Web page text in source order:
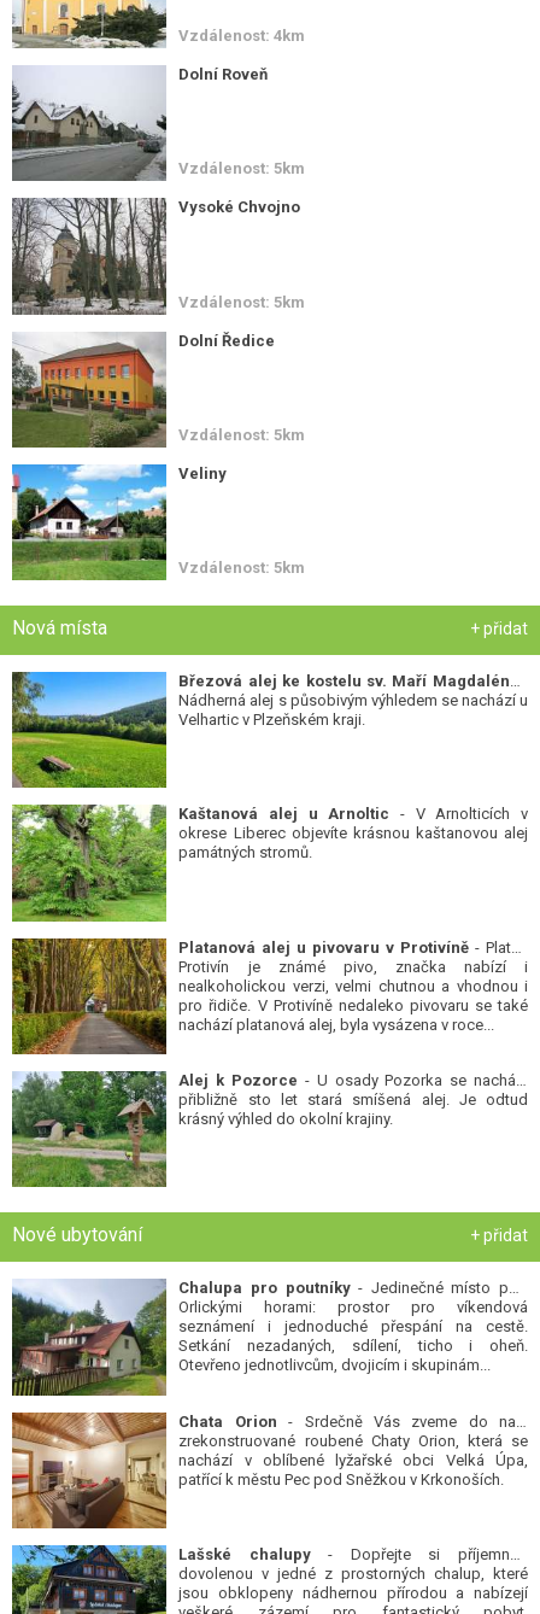
Vzdálenost: 4km
Dolní Roveň
Vzdálenost: 5km
Vysoké Chvojno
Vzdálenost: 5km
Dolní Ředice
Vzdálenost: 5km
Veliny
Vzdálenost: 5km
Nová místa + přidat
Březová alej ke kostelu sv. Maří Magdalény-
Nádherná alej s působivým výhledem se nachází u
Velhartic v Plzeňském kraji.
Kaštanová alej u Arnoltic - V Arnolticích v
okrese Liberec objevíte krásnou kaštanovou alej
památných stromů.
Platanová alej u pivovaru v Protivíně - Platan
Protivín je známé pivo, značka nabízí i
nealkoholickou verzi, velmi chutnou a vhodnou i
pro řidiče. V Protivíně nedaleko pivovaru se také
nachází platanová alej, byla vysázena v roce...
Alej k Pozorce - U osady Pozorka se nachází
přibližně sto let stará smíšená alej. Je odtud
krásný výhled do okolní krajiny.
Nové ubytování + přidat
Chalupa pro poutníky- Jedinečné místo pod
Orlickými horami: prostor pro víkendová
seznámení i jednoduché přespání na cestě.
Setkání nezadaných, sdílení, ticho i oheň.
Otevřeno jednotlivcům, dvojicím i skupinám...
Chata Orion - Srdečně Vás zveme do naší
zrekonstruované roubené Chaty Orion, která se
nachází v oblíbené lyžařské obci Velká Úpa,
patřící k městu Pec pod Sněžkou v Krkonoších.
Lašské chalupy- Dopřejte si příjemnou
dovolenou v jedné z prostorných chalup, které
jsou obklopeny nádhernou přírodou a nabízejí